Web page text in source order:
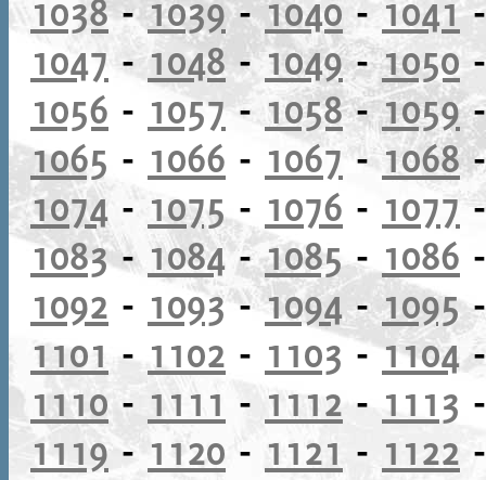
1038-1039-1040 -1041
1047 - 1048-1049-1050
1056 - 1057-1058-1059
1065 - 1066 - 1067-1068
1074 - 1075- 1076 - 1077
1083- 1084-1085- 1086
1092 - 1093-1094-1095
1101 - 1102 - 1103-1104
1110- 1111 - 1112 - 1113
1119-1120 - 1121 - 1122